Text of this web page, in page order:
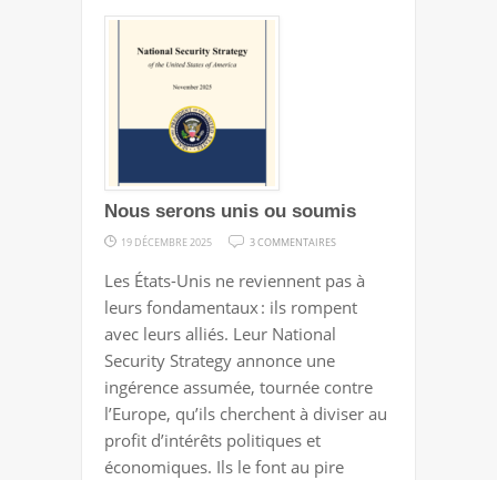
Nous serons unis ou soumis
19 DÉCEMBRE 2025 3 COMMENTAIRES
SERONS
UNIS
Les États-Unis ne reviennent pas à
leurs fondamentaux : ils rompent
avec leurs alliés. Leur National
Security Strategy annonce une
ingérence assumée, tournée contre
l’Europe, qu’ils cherchent à diviser au
profit d’intérêts politiques et
économiques. Ils le font au pire